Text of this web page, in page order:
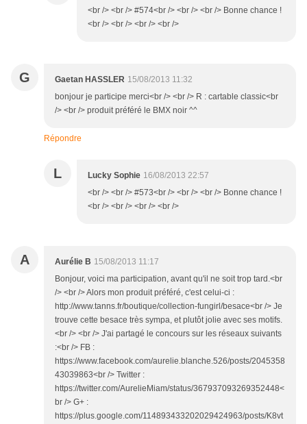
<br /> <br /> #574<br /> <br /> <br /> Bonne chance !
<br /> <br /> <br /> <br />
G Gaetan HASSLER 15/08/2013 11:32
bonjour je participe merci<br /> <br /> R : cartable classic<br
/> <br /> produit préféré le BMX noir ^^
Répondre
L Lucky Sophie 16/08/2013 22:57
<br /> <br /> #573<br /> <br /> <br /> Bonne chance !
<br /> <br /> <br /> <br />
A Aurélie B 15/08/2013 11:17
Bonjour, voici ma participation, avant qu'il ne soit trop tard.<br
/> <br /> Alors mon produit préféré, c'est celui-ci :
http://www.tanns.fr/boutique/collection-fungirl/besace<br /> Je
trouve cette besace très sympa, et plutôt jolie avec ses motifs.
<br /> <br /> J'ai partagé le concours sur les réseaux suivants
:<br /> FB :
https://www.facebook.com/aurelie.blanche.526/posts/2045358
43039863<br /> Twitter :
https://twitter.com/AurelieMiam/status/367937093269352448<
br /> G+ :
https://plus.google.com/114893433202029424963/posts/K8vt